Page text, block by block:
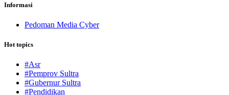
Informasi
Pedoman Media Cyber
Hot topics
#Asr
#Pemprov Sultra
#Gubernur Sultra
#Pendidikan